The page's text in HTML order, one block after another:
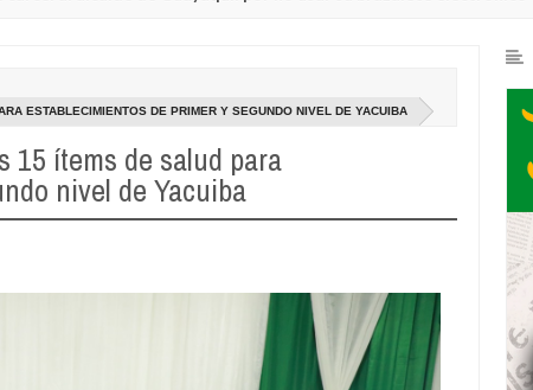
0
ESTABLECIMIENTOS DE PRIMER Y SEGUNDO NIVEL DE YACUIBA
15 ítems de salud para
nivel de Yacuiba